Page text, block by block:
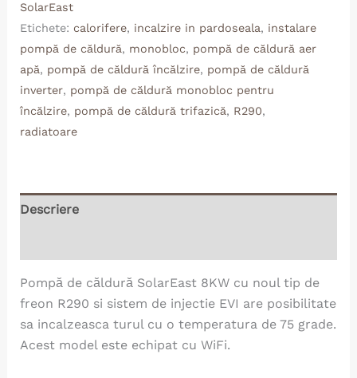
SolarEast
Etichete: calorifere, incalzire in pardoseala, instalare
pompă de căldură, monobloc, pompă de căldură aer
apă, pompă de căldură încălzire, pompă de căldură
inverter, pompă de căldură monobloc pentru
încălzire, pompă de căldură trifazică, R290,
radiatoare
Descriere
Pompă de căldură SolarEast 8KW cu noul tip de
freon R290 si sistem de injectie EVI are posibilitate
sa incalzeasca turul cu o temperatura de 75 grade.
Acest model este echipat cu WiFi.